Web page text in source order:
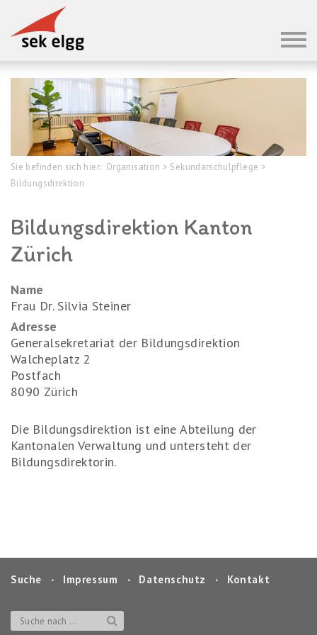
Sie befinden sich hier: Organisation > Sekundarschulpflege >
Bildungsdirektion
Bildungsdirektion Kanton
Zürich
Name
Frau Dr. Silvia Steiner
Adresse
Generalsekretariat der Bildungsdirektion
Walcheplatz 2
Postfach
8090 Zürich
Die Bildungsdirektion ist eine Abteilung der
Kantonalen Verwaltung und untersteht der
Bildungsdirektorin.
Suche ‧ Impressum ‧ Datenschutz ‧ Kontakt